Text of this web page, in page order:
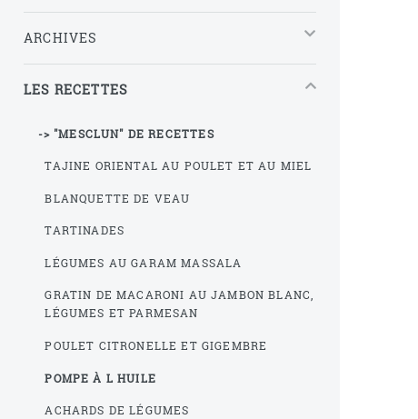
ARCHIVES
LES RECETTES
-> "MESCLUN" DE RECETTES
TAJINE ORIENTAL AU POULET ET AU MIEL
BLANQUETTE DE VEAU
TARTINADES
LÉGUMES AU GARAM MASSALA
GRATIN DE MACARONI AU JAMBON BLANC,
LÉGUMES ET PARMESAN
POULET CITRONELLE ET GIGEMBRE
POMPE À L HUILE
ACHARDS DE LÉGUMES